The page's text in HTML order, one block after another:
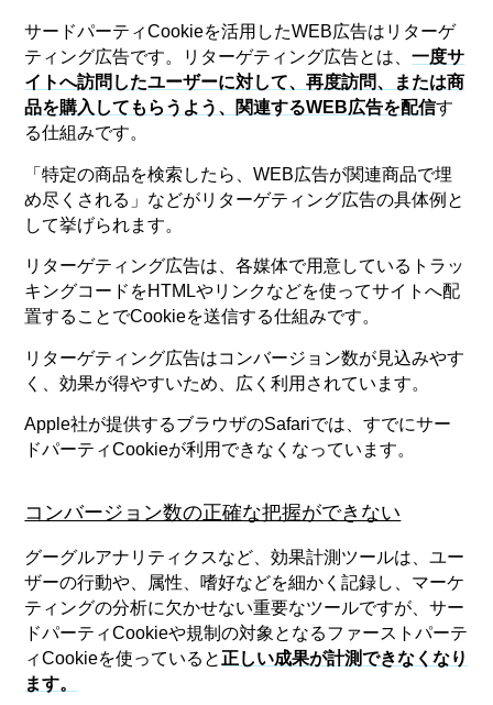
サードパーティCookieを活用したWEB広告はリターゲ
ティング広告です。リターゲティング広告とは、一度サ
イトへ訪問したユーザーに対して、再度訪問、または商
品を購入してもらうよう、関連するWEB広告を配信す
る仕組みです。
「特定の商品を検索したら、WEB広告が関連商品で埋
め尽くされる」などがリターゲティング広告の具体例と
して挙げられます。
リターゲティング広告は、各媒体で用意しているトラッ
キングコードをHTMLやリンクなどを使ってサイトへ配
置することでCookieを送信する仕組みです。
リターゲティング広告はコンバージョン数が見込みやす
く、効果が得やすいため、広く利用されています。
Apple社が提供するブラウザのSafariでは、すでにサー
ドパーティCookieが利用できなくなっています。
コンバージョン数の正確な把握ができない
グーグルアナリティクスなど、効果計測ツールは、ユー
ザーの行動や、属性、嗜好などを細かく記録し、マーケ
ティングの分析に欠かせない重要なツールですが、サー
ドパーティCookieや規制の対象となるファーストパーテ
ィCookieを使っていると 正しい成果が計測できなくなり
ます。